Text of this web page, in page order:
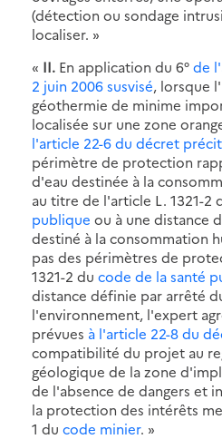
(détection ou sondage
localiser. »
« II. En application du 6°de
2 juin 2006 susvisé, lorsque
géothermie de minime
localisée sur une zone
l'article 22-6 du décret
périmètre de protection
d'eau destinée à la
au titre de l'article L. 1321-2
publique ou à une distance
destiné à la consommation
pas des périmètres de
1321-2 du code de la santé
distance définie par arrêté
l'environnement, l'expert
prévues à l'article 22-8 du
compatibilité du projet au
géologique de la zone
de l'absence de dangers et
la protection des intérêts
1 du code minier. »